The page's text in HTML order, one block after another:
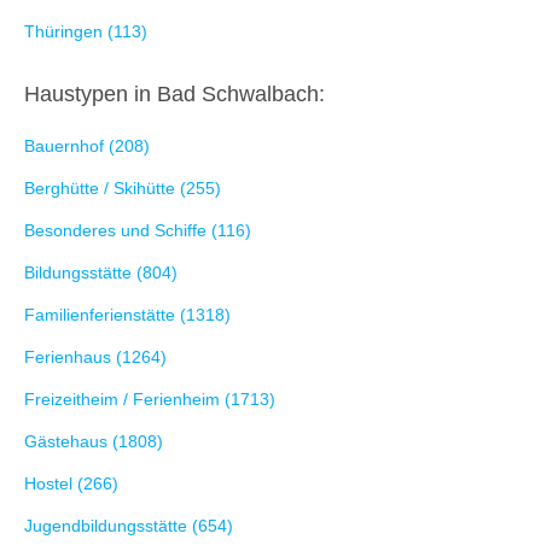
Thüringen (113)
Haustypen in Bad Schwalbach:
Bauernhof (208)
Berghütte / Skihütte (255)
Besonderes und Schiffe (116)
Bildungsstätte (804)
Familienferienstätte (1318)
Ferienhaus (1264)
Freizeitheim / Ferienheim (1713)
Gästehaus (1808)
Hostel (266)
Jugendbildungsstätte (654)